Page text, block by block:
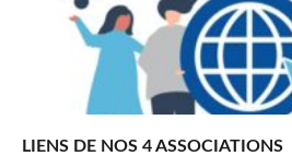
LIENS DE NOS 4 ASSOCIATIONS